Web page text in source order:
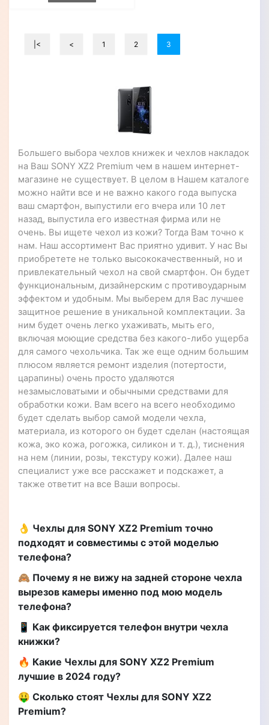
|< < 1 2 3
Большего выбора чехлов книжек и чехлов накладок
на Ваш SONY XZ2 Premium чем в нашем интернет-
магазине не существует. В целом в Нашем каталоге
можно найти все и не важно какого года выпуска
ваш смартфон, выпустили его вчера или 10 лет
назад, выпустила его известная фирма или не
очень. Вы ищете чехол из кожи? Тогда Вам точно к
нам. Наш ассортимент Вас приятно удивит. У нас Вы
приобретете не только высококачественный, но и
привлекательный чехол на свой смартфон. Он будет
функциональным, дизайнерским с противоударным
эффектом и удобным. Мы выберем для Вас лучшее
защитное решение в уникальной комплектации. За
ним будет очень легко ухаживать, мыть его,
включая моющие средства без какого-либо ущерба
для самого чехольчика. Так же еще одним большим
плюсом является ремонт изделия (потертости,
царапины) очень просто удаляются
незамысловатыми и обычными средствами для
обработки кожи. Вам всего на всего необходимо
будет сделать выбор самой модели чехла,
материала, из которого он будет сделан (настоящая
кожа, эко кожа, рогожка, силикон и т. д.), тиснения
на нем (линии, розы, текстуру кожи). Далее наш
специалист уже все расскажет и подскажет, а
также ответит на все Ваши вопросы.
👌 Чехлы для SONY XZ2 Premium точно
подходят и совместимы с этой моделью
телефона?
🙈 Почему я не вижу на задней стороне чехла
вырезов камеры именно под мою модель
телефона?
📱 Как фиксируется телефон внутри чехла
книжки?
🔥 Какие Чехлы для SONY XZ2 Premium
лучшие в 2024 году?
🤑 Сколько стоят Чехлы для SONY XZ2
Premium?